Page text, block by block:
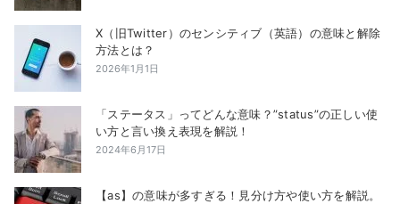
X（旧Twitter）のセンシティブ（英語）の意味と解除
方法とは？
2026年1月1日
「ステータス」ってどんな意味？”status”の正しい使
い方と言い換え表現を解説！
2024年6月17日
【as】の意味が多すぎる！見分け方や使い方を解説。